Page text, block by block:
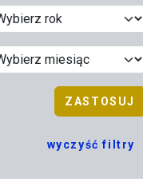
ZASTOSUJ
wyczyść filtry